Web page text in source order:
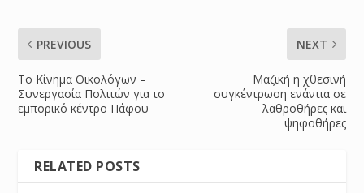
PREVIOUS
Το Κίνημα Οικολόγων –
Συνεργασία Πολιτών για το
εμπορικό κέντρο Πάφου
NEXT
Μαζική η χθεσινή
συγκέντρωση ενάντια σε
λαθροθήρες και
ψηφοθήρες
RELATED POSTS